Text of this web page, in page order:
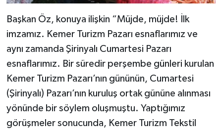
Başkan Öz, konuya ilişkin “Müjde, müjde! İlk
imzamız. Kemer Turizm Pazarı esnaflarımız ve
aynı zamanda Şirinyalı Cumartesi Pazarı
esnaflarımız. Bir süredir perşembe günleri kurulan
Kemer Turizm Pazarı’nın gününün, Cumartesi
(Şirinyalı) Pazarı’nın kuruluş ortak gününe alınması
yönünde bir söylem oluşmuştu. Yaptığımız
görüşmeler sonucunda, Kemer Turizm Tekstil